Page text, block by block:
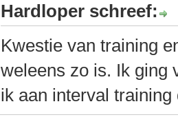
Hardloper schreef:
Kwestie van training
weleens zo is. Ik ging
ik aan interval